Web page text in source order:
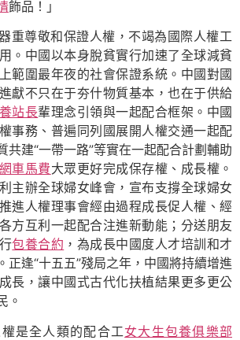
飾品！」
重尊敬和保證人權，不竭為國際人權工
。中國以本身脫貧實行加速了全球減貧
範圍最年夜的社會保證系統。中國對國
獻不只在于夯什物質基本，也在于供給
站長輩理念引領與一起配合框架。中國
事務、普遍同列國展開人權交通一起配
共建“一帶一路”等實在一起配合計劃輔助
車馬費大眾更好完成保存權、成長權。
主辦全球婦女峰會，宣布支撐全球婦女
進人權理事會經由過程成長促人權、經
方互利一起配合注進新動能；分送朋友
包養合約 ，為成長中國度人才培訓和才
正逢“十五五”殘局之年，中國將持續增進
成長，讓中國式古代化扶植結果更多更公
。
是全人類的配合工女大生包養俱樂部